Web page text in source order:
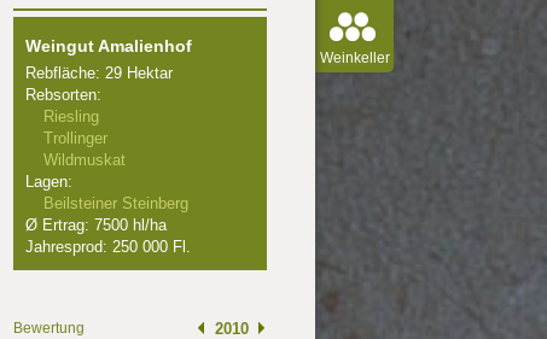
Weinkeller
Weingut Amalienhof
Rebfläche: 29 Hektar
Rebsorten:
Riesling
Trollinger
Wildmuskat
Lagen:
Beilsteiner Steinberg
Ø Ertrag: 7500 hl/ha
Jahresprod: 250 000 Fl.
Bewertung 2010